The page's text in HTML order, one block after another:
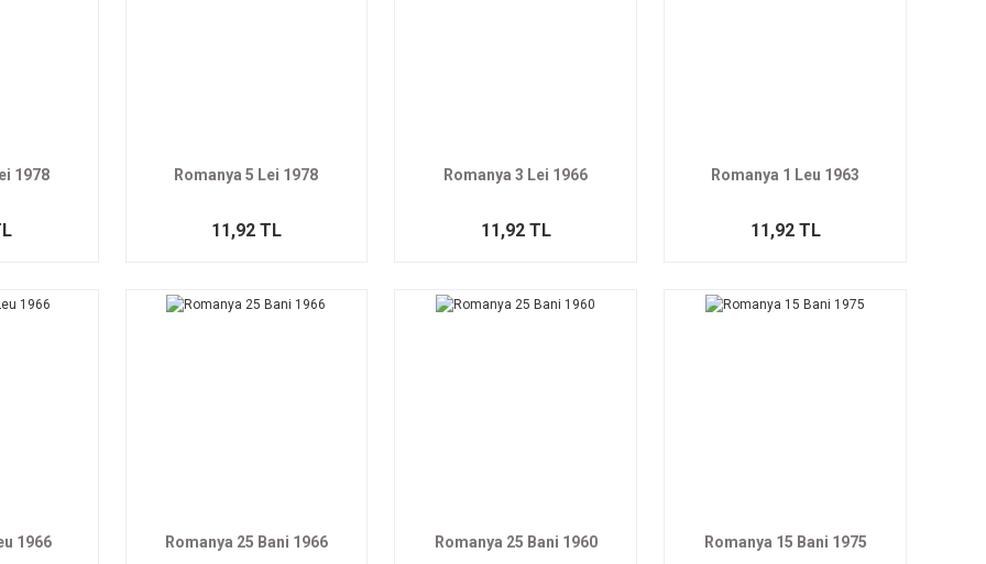
1978 Romanya 5 Lei 1978
11,92 TL
Romanya 3 Lei 1966
11,92 TL
Romanya 1 Leu 1963
11,92 TL
1966 Romanya 25 Bani 1966 Romanya 25 Bani 1960 Romanya 15 Bani 1975